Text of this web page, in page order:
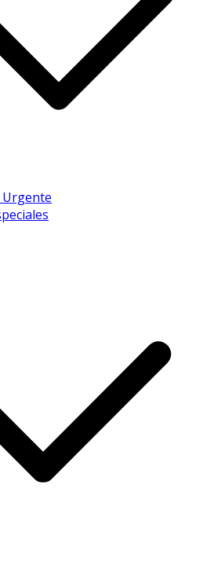
Urgente